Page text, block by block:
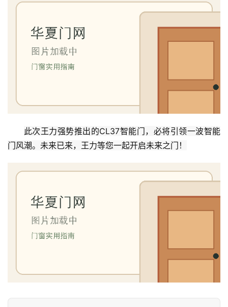
此次王力强势推出的CL37智能门，必将引领一波智能
门风潮。未来已来，王力等您一起开启未来之门！